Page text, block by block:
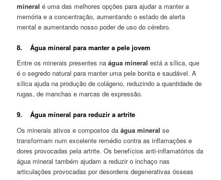
mineral é uma das melhores opções para ajudar a manter a
memória e a concentração, aumentando o estado de alerta
mental e aumentando nosso poder de uso do cérebro.
8. Água mineral para manter a pele jovem
Entre os minerais presentes naágua mineral está a sílica, que
é o segredo natural para manter uma pele bonita e saudável. A
sílica ajuda na produção de colágeno, reduzindo a quantidade de
rugas, de manchas e marcas de expressão.
9. Água mineral para reduzir a artrite
Os minerais ativos e compostos daágua mineral se
transformam num excelente remédio contra as inflamações e
dores provocadas pela artrite. Os benefícios anti-inflamatórios da
água mineral também ajudam a reduzir o inchaço nas
articulações provocadas por desordens degenerativas ósseas